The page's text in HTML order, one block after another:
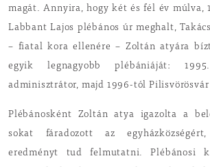
magát. Annyira, hogy két és fél év múlva,
Labbant Lajos plébános úr meghalt,
– fiatal kora ellenére – Zoltán atyára
egyik legnagyobb plébániáját:
adminisztrátor, majd 1996-tól
Plébánosként Zoltán atya igazolta a
sokat fáradozott az
eredményt tud felmutatni. Plébánosi